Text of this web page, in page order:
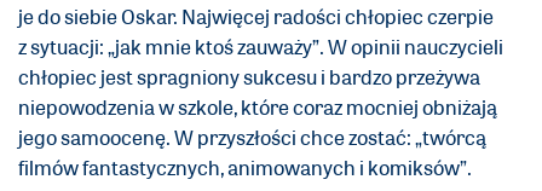
je do siebie Oskar. Najwięcej radości chłopiec czerpie
z sytuacji: „jak mnie ktoś zauważy”. W opinii nauczycieli
chłopiec jest spragniony sukcesu i bardzo przeżywa
niepowodzenia w szkole, które coraz mocniej obniżają
jego samoocenę. W przyszłości chce zostać: „twórcą
filmów fantastycznych, animowanych i komiksów”.